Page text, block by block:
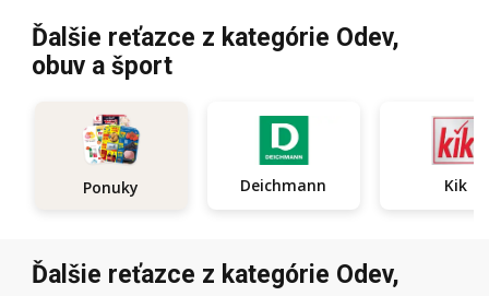
Ďalšie reťazce z kategórie Odev,
obuv a šport
Ponuky Deichmann Kik
Ďalšie reťazce z kategórie Odev,